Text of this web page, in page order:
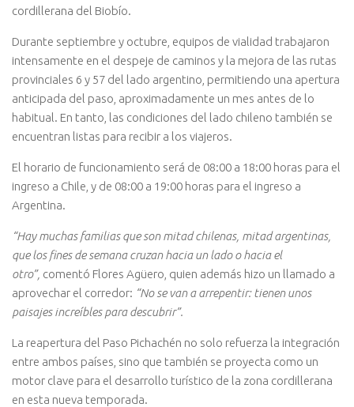
cordillerana del Biobío.
Durante septiembre y octubre, equipos de vialidad trabajaron
intensamente en el despeje de caminos y la mejora de las rutas
provinciales 6 y 57 del lado argentino, permitiendo una apertura
anticipada del paso, aproximadamente un mes antes de lo
habitual. En tanto, las condiciones del lado chileno también se
encuentran listas para recibir a los viajeros.
El horario de funcionamiento será de 08:00 a 18:00 horas para el
ingreso a Chile, y de 08:00 a 19:00 horas para el ingreso a
Argentina.
“Hay muchas familias que son mitad chilenas, mitad argentinas,
que los fines de semana cruzan hacia un lado o hacia el
otro”, comentó Flores Agüero, quien además hizo un llamado a
aprovechar el corredor: “No se van a arrepentir: tienen unos
paisajes increíbles para descubrir”.
La reapertura del Paso Pichachén no solo refuerza la integración
entre ambos países, sino que también se proyecta como un
motor clave para el desarrollo turístico de la zona cordillerana
en esta nueva temporada.